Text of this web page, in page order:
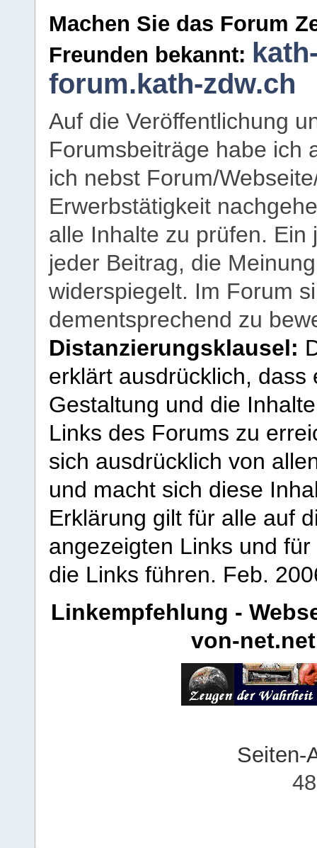
Machen Sie das Forum
Freunden bekannt:
forum.kath-zdw.ch
Auf die Veröffentlichung
Forumsbeiträge habe ich
ich nebst Forum/
Erwerbstätigkeit
alle Inhalte zu prüfen.
jeder Beitrag, die
widerspiegelt. Im Forum
dementsprechend zu
Distanzierungsklausel:
erklärt ausdrücklich,
Gestaltung und die
Links des Forums zu
sich ausdrücklich von
und macht sich diese
Erklärung gilt für alle auf
angezeigten Links und
die Links führen. Feb.
Linkempfehlung -
von-net.net
Seiten-